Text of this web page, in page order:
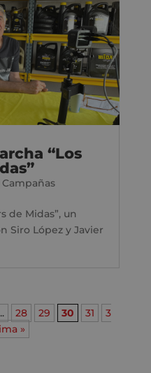
“Los
Campañas
de Midas”, un
Siro López y Javier
28 29 30 31
3
»